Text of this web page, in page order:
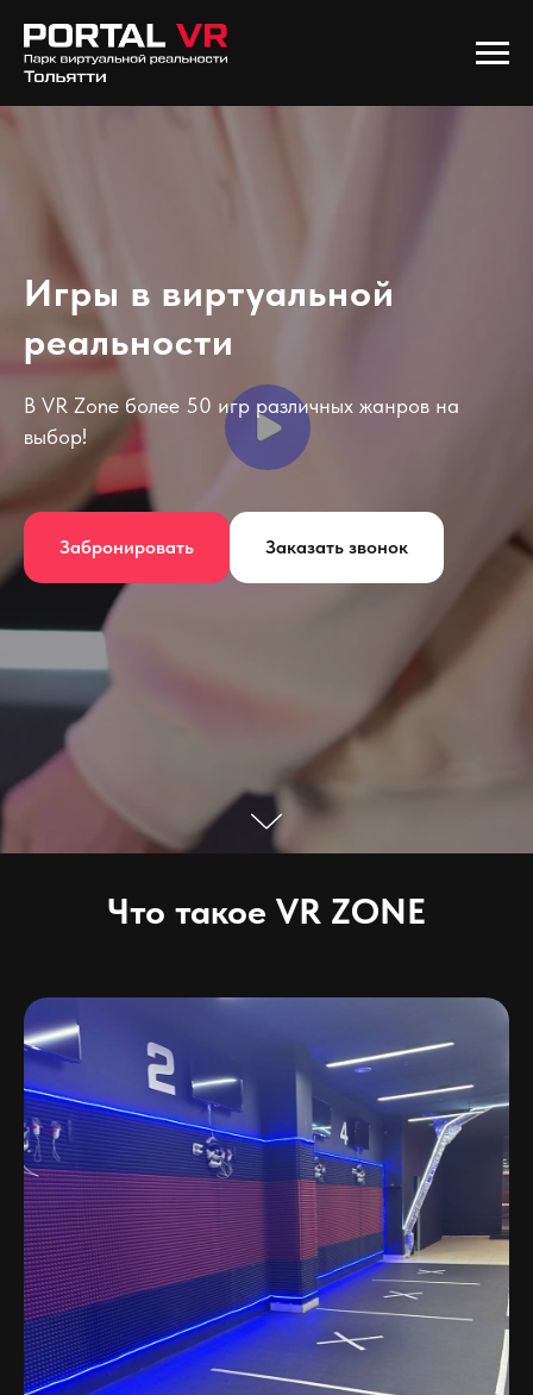
Игры в виртуальной
реальности
В VR Zone более 50 игр различных жанров на
выбор!
Забронировать Заказать звонок
Что такое VR ZONE